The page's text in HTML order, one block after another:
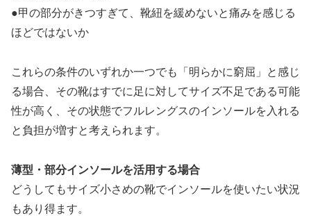
●甲の部分がきつすぎて、靴紐を緩めないと痛みを感じる
ほどではないか
これらの条件のいずれか一つでも「明らかに窮屈」と感じ
る場合、その靴はすでに足に対してサイズ不足である可能
性が高く、その状態でフルレングスのインソールを入れる
と負担が増すと考えられます。
薄型・部分インソールを活用する場合
どうしてもサイズ小さめの靴でインソールを使いたい状況
もあり得ます。